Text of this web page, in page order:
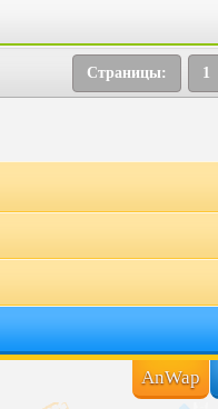
Страницы: 1
AnWap